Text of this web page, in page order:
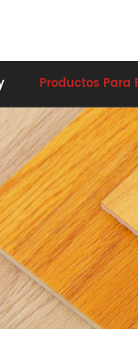
Productos Para